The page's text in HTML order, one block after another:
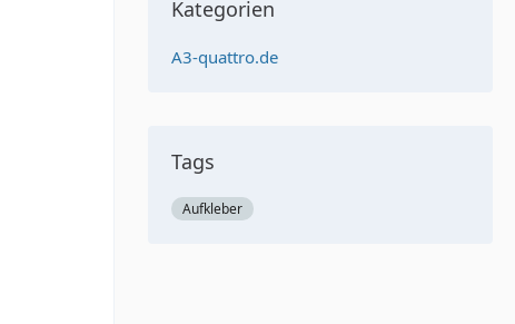
Kategorien
A3-quattro.de
Tags
Aufkleber